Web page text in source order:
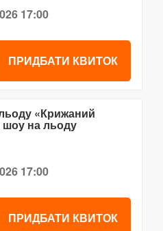
17:00
ПРИДБАТИ КВИТОК
«Крижаний
на льоду
17:00
ПРИДБАТИ КВИТОК